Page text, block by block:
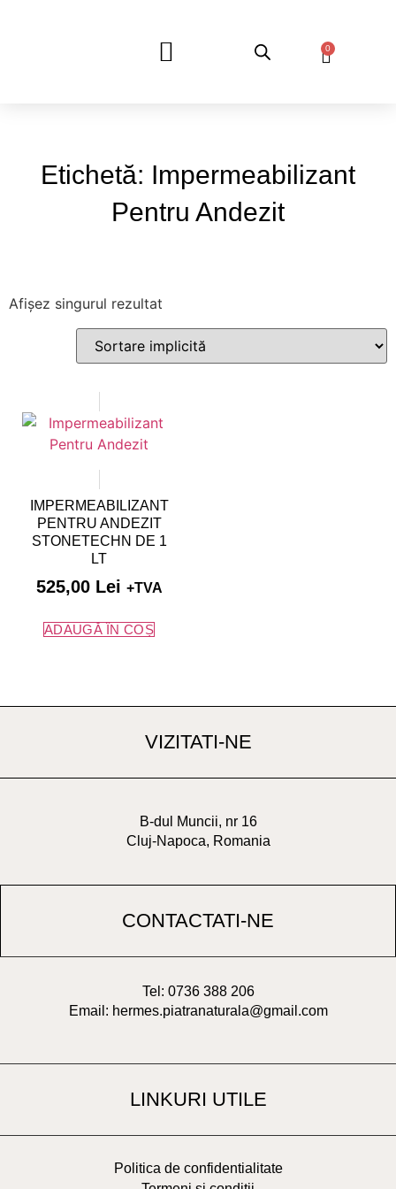
0
Etichetă: Impermeabilizant
Pentru Andezit
Afișez singurul rezultat
IMPERMEABILIZANT
PENTRU ANDEZIT
STONETECHN DE 1
LT
525,00 Lei +TVA
ADAUGĂ ÎN COȘ
VIZITATI-NE
B-dul Muncii, nr 16
Cluj-Napoca, Romania
CONTACTATI-NE
Tel: 0736 388 206
Email: hermes.piatranaturala@gmail.com
LINKURI UTILE
Politica de confidentialitate